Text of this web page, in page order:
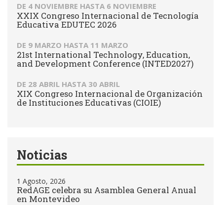
DE 4 NOVIEMBRE HASTA 6 NOVIEMBRE
XXIX Congreso Internacional de Tecnología
Educativa EDUTEC 2026
DE 9 MARZO HASTA 11 MARZO
21st International Technology, Education,
and Development Conference (INTED2027)
DE 28 ABRIL HASTA 30 ABRIL
XIX Congreso Internacional de Organización
de Instituciones Educativas (CIOIE)
Noticias
1 Agosto, 2026
RedAGE celebra su Asamblea General Anual
en Montevideo